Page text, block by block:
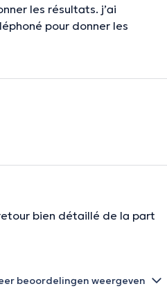
les résultats. j’ai
pour donner les
bien détaillé de la part
beoordelingen weergeven